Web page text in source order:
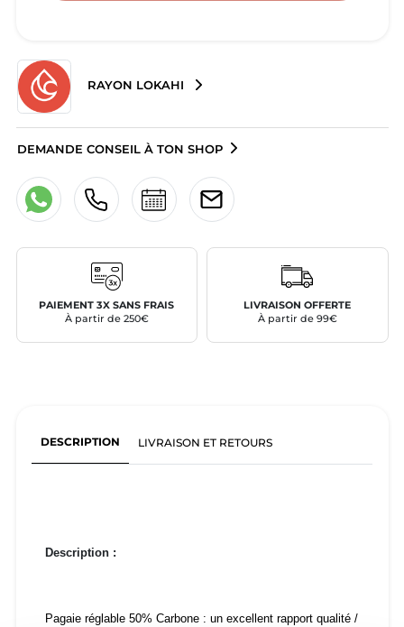
RAYON LOKAHI
DEMANDE CONSEIL À TON SHOP
PAIEMENT 3X SANS FRAIS
À partir de 250€
LIVRAISON OFFERTE
À partir de 99€
DESCRIPTION LIVRAISON ET RETOURS
Description :
Pagaie réglable 50% Carbone : un excellent rapport qualité /